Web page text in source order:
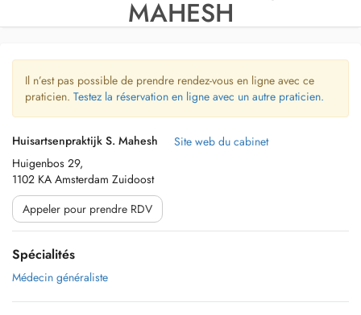
MAHESH
Il n’est pas possible de prendre rendez-vous en ligne avec ce
praticien. Testez la réservation en ligne avec un autre praticien.
Huisartsenpraktijk S. Mahesh
Huigenbos 29,
1102 KA Amsterdam Zuidoost
Site web du cabinet
Appeler pour prendre RDV
Spécialités
Médecin généraliste